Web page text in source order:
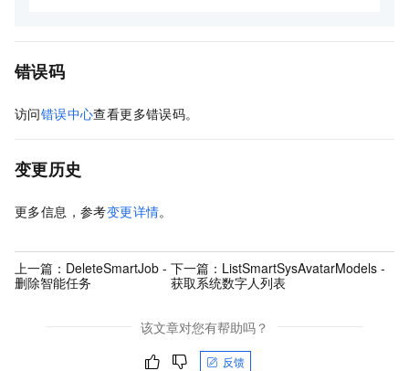
错误码
访问错误中心查看更多错误码。
变更历史
更多信息，参考变更详情。
上一篇： DeleteSmartJob -
删除智能任务
下一篇： ListSmartSysAvatarModels -
获取系统数字人列表
该文章对您有帮助吗？
反馈